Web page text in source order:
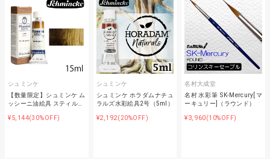
シュミンケ
【数量限定】シュミンケ ム
ッシーニ油絵具 スティル…
¥5,144(30%OFF)
シュミンケ
シュミンケ ホラダムナチュ
ラルズ水彩絵具2号（5ml）
¥2,192(20%OFF)
名村大成堂
名村水彩筆 SK-Mercury[マ
ーキュリー]（ラウンド）
¥3,960(10%OFF)